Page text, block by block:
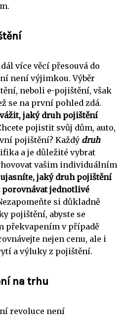
více věcí přesouvá do
není výjimkou. Výběr
neboli e-pojištění, však
se na první pohled zdá.
jaký druh pojištění
pojistit svůj dům, auto,
pojištění? Každý druh
a je důležité vybrat
vašim individuálním
ujasníte, jaký druh pojištění
porovnávat jednotlivé
si důkladně
pojištění, abyste se
překvapením v případě
nejen cenu, ale i
a výluky z pojištění.
na trhu
revoluce není